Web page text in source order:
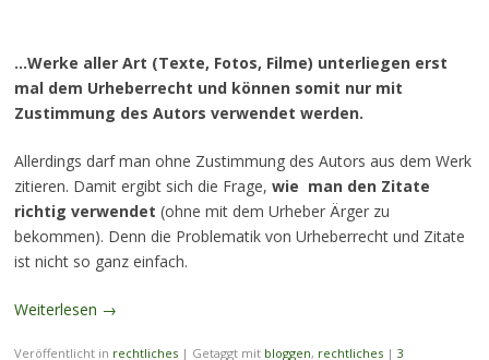
…Werke aller Art (Texte, Fotos, Filme) unterliegen erst
mal dem Urheberrecht und können somit nur mit
Zustimmung des Autors verwendet werden.
Allerdings darf man ohne Zustimmung des Autors aus dem Werk
zitieren. Damit ergibt sich die Frage, wie man den Zitate
richtig verwendet (ohne mit dem Urheber Ärger zu
bekommen). Denn die Problematik von Urheberrecht und Zitate
ist nicht so ganz einfach.
Weiterlesen →
Veröffentlicht in rechtliches | Getaggt mit bloggen, rechtliches | 3